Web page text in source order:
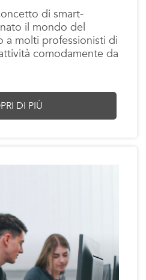
di smart-
il mondo del
a molti professionisti di
comodamente da
DI PIÙ